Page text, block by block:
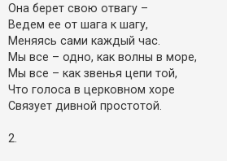
Она берет свою отвагу –
Ведем ее от шага к шагу,
Меняясь сами каждый час.
Мы все – одно, как волны в море,
Мы все – как звенья цепи той,
Что голоса в церковном хоре
Связует дивной простотой.
2.